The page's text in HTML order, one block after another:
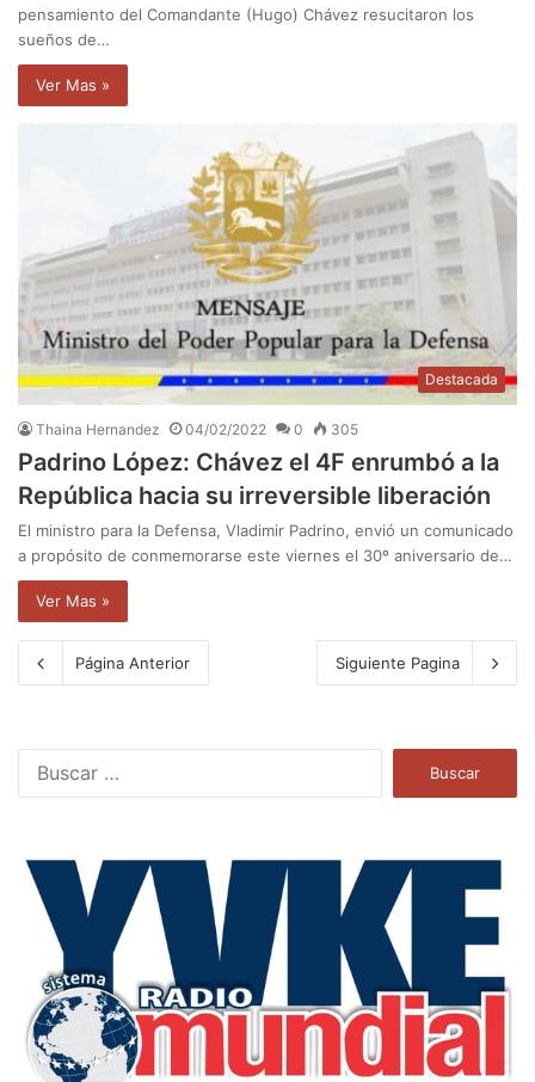
pensamiento del Comandante (Hugo) Chávez resucitaron los
sueños de…
Ver Mas »
Destacada
Thaina Hernandez 04/02/2022 0 305
Padrino López: Chávez el 4F enrumbó a la
República hacia su irreversible liberación
El ministro para la Defensa, Vladimir Padrino, envió un comunicado
a propósito de conmemorarse este viernes el 30º aniversario de…
Ver Mas »
Página Anterior Siguiente Pagina
a